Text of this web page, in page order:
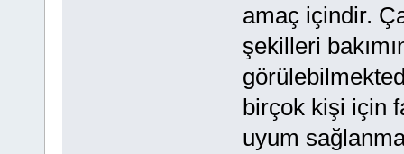
amaç içindir.
şekilleri
birçok kişi için
uyum